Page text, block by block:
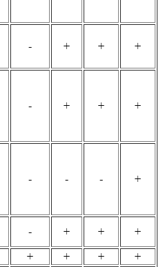
- + + +
- + + +
- - - +
- + +
+
+ + +
+